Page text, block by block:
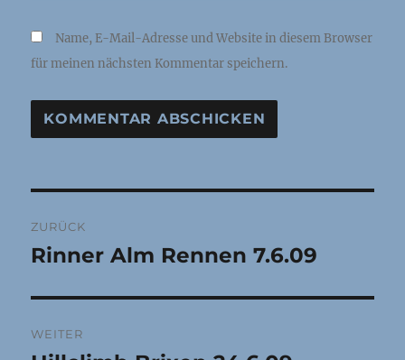
Name, E-Mail-Adresse und Website in diesem Browser
für meinen nächsten Kommentar speichern.
ZURÜCK
Vorheriger
Rinner Alm Rennen 7.6.09
WEITER